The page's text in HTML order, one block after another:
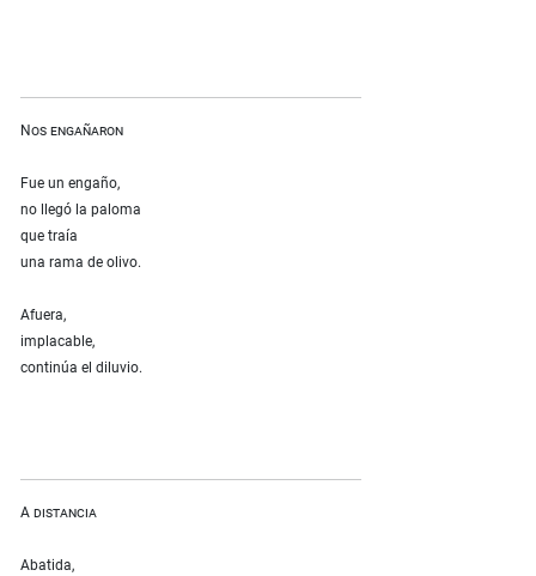
Nos engañaron
Fue un engaño,
no llegó la paloma
que traía
una rama de olivo.
Afuera,
implacable,
continúa el diluvio.
A distancia
Abatida,